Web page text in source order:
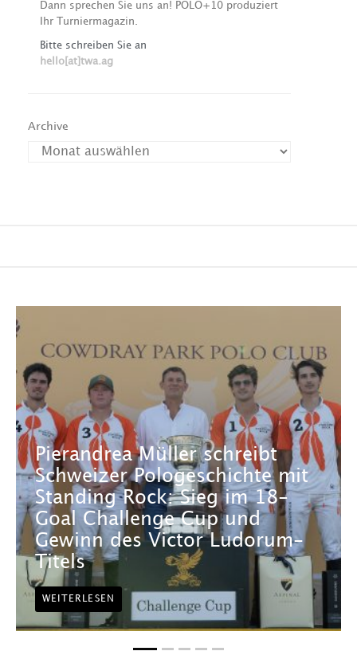
Dann sprechen Sie uns an! POLO+10 produziert
Ihr Turniermagazin.
Bitte schreiben Sie an
hello[at]twa.ag
Archive
Pierandrea Müller schreibt
Schweizer Pologeschichte mit
Standing Rock: Sieg im 18-
Goal Challenge Cup und
Gewinn des Victor Ludorum-
Titels
WEITERLESEN